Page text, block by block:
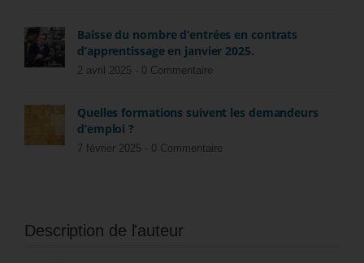
Baisse du nombre d’entrées en contrats
d’apprentissage en janvier 2025.
2 avril 2025 - 0 Commentaire
Quelles formations suivent les demandeurs
d’emploi ?
7 février 2025 - 0 Commentaire
Description de l'auteur